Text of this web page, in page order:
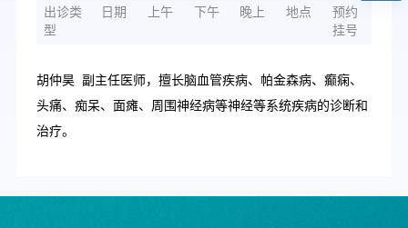
出诊类
型
日期 上午 下午 晚上 地点
预约
挂号
胡仲昊 副主任医师，擅长脑血管疾病、帕金森病、癫痫、
头痛、痴呆、面瘫、周围神经病等神经等系统疾病的诊断和
治疗。